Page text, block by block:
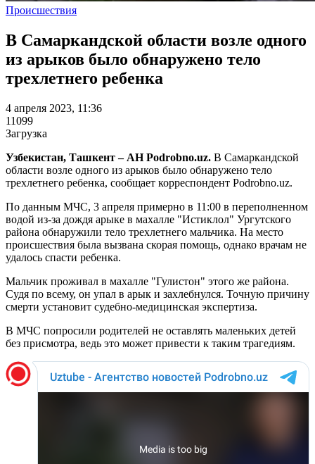
Происшествия
В Самаркандской области возле одного
из арыков было обнаружено тело
трехлетнего ребенка
4 апреля 2023, 11:36
11099
Загрузка
Узбекистан, Ташкент – АН Podrobno.uz. В Самаркандской
области возле одного из арыков было обнаружено тело
трехлетнего ребенка, сообщает корреспондент Podrobno.uz.
По данным МЧС, 3 апреля примерно в 11:00 в переполненном
водой из-за дождя арыке в махалле "Истиклол" Ургутского
района обнаружили тело трехлетнего мальчика. На место
происшествия была вызвана скорая помощь, однако врачам не
удалось спасти ребенка.
Мальчик проживал в махалле "Гулистон" этого же района.
Судя по всему, он упал в арык и захлебнулся. Точную причину
смерти установит судебно-медицинская экспертиза.
В МЧС попросили родителей не оставлять маленьких детей
без присмотра, ведь это может привести к таким трагедиям.